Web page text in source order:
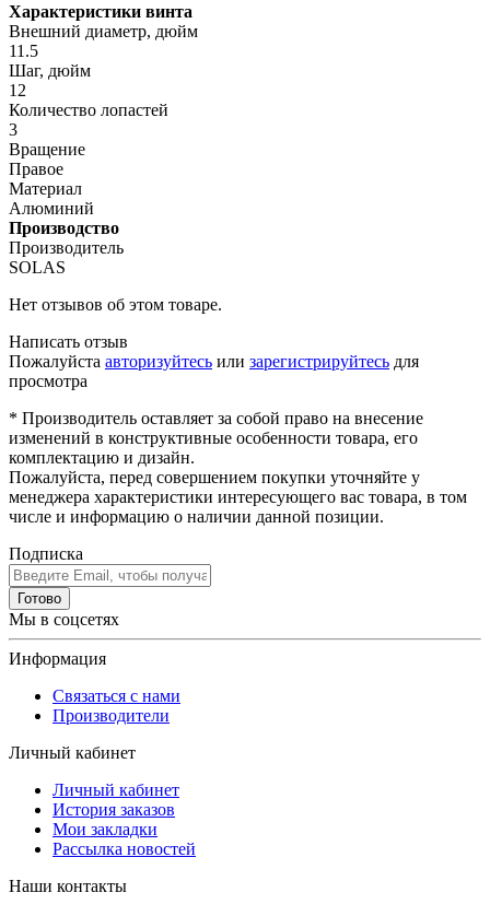
Характеристики винта
Внешний диаметр, дюйм
11.5
Шаг, дюйм
12
Количество лопастей
3
Вращение
Правое
Материал
Алюминий
Производство
Производитель
SOLAS
Нет отзывов об этом товаре.
Написать отзыв
Пожалуйста авторизуйтесь или зарегистрируйтесь для
просмотра
* Производитель оставляет за собой право на внесение
изменений в конструктивные особенности товара, его
комплектацию и дизайн.
Пожалуйста, перед совершением покупки уточняйте у
менеджера характеристики интересующего вас товара, в том
числе и информацию о наличии данной позиции.
Подписка
Готово
Мы в соцсетях
Информация
Связаться с нами
Производители
Личный кабинет
Личный кабинет
История заказов
Мои закладки
Рассылка новостей
Наши контакты